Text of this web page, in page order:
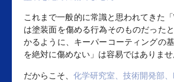
これまで一般的に常識と思われてきた
は塗装面を傷める行為そのものだった
かるように、キーパーコーティングの
を絶対に傷めない」は容易ではありませ
だからこそ、 化学研究室、技術開発部